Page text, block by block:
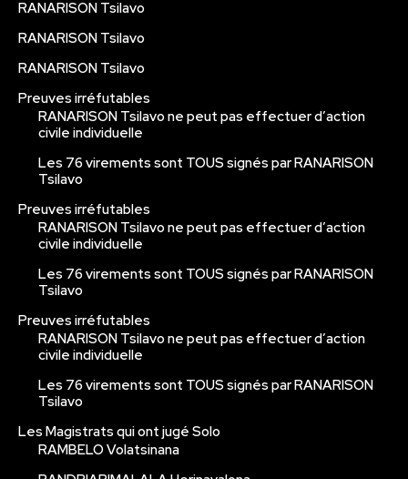
RANARISON Tsilavo
RANARISON Tsilavo
RANARISON Tsilavo
Preuves irréfutables
RANARISON Tsilavo ne peut pas effectuer d’action
civile individuelle
Les 76 virements sont TOUS signés par RANARISON
Tsilavo
Preuves irréfutables
RANARISON Tsilavo ne peut pas effectuer d’action
civile individuelle
Les 76 virements sont TOUS signés par RANARISON
Tsilavo
Preuves irréfutables
RANARISON Tsilavo ne peut pas effectuer d’action
civile individuelle
Les 76 virements sont TOUS signés par RANARISON
Tsilavo
Les Magistrats qui ont jugé Solo
RAMBELO Volatsinana